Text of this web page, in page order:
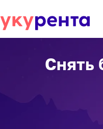
Снять